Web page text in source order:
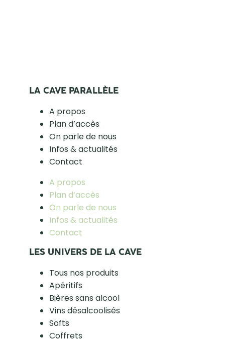
LA CAVE PARALLÈLE
A propos
Plan d’accès
On parle de nous
Infos & actualités
Contact
A propos
Plan d’accès
On parle de nous
Infos & actualités
Contact
LES UNIVERS DE LA CAVE
Tous nos produits
Apéritifs
Bières sans alcool
Vins désalcoolisés
Softs
Coffrets